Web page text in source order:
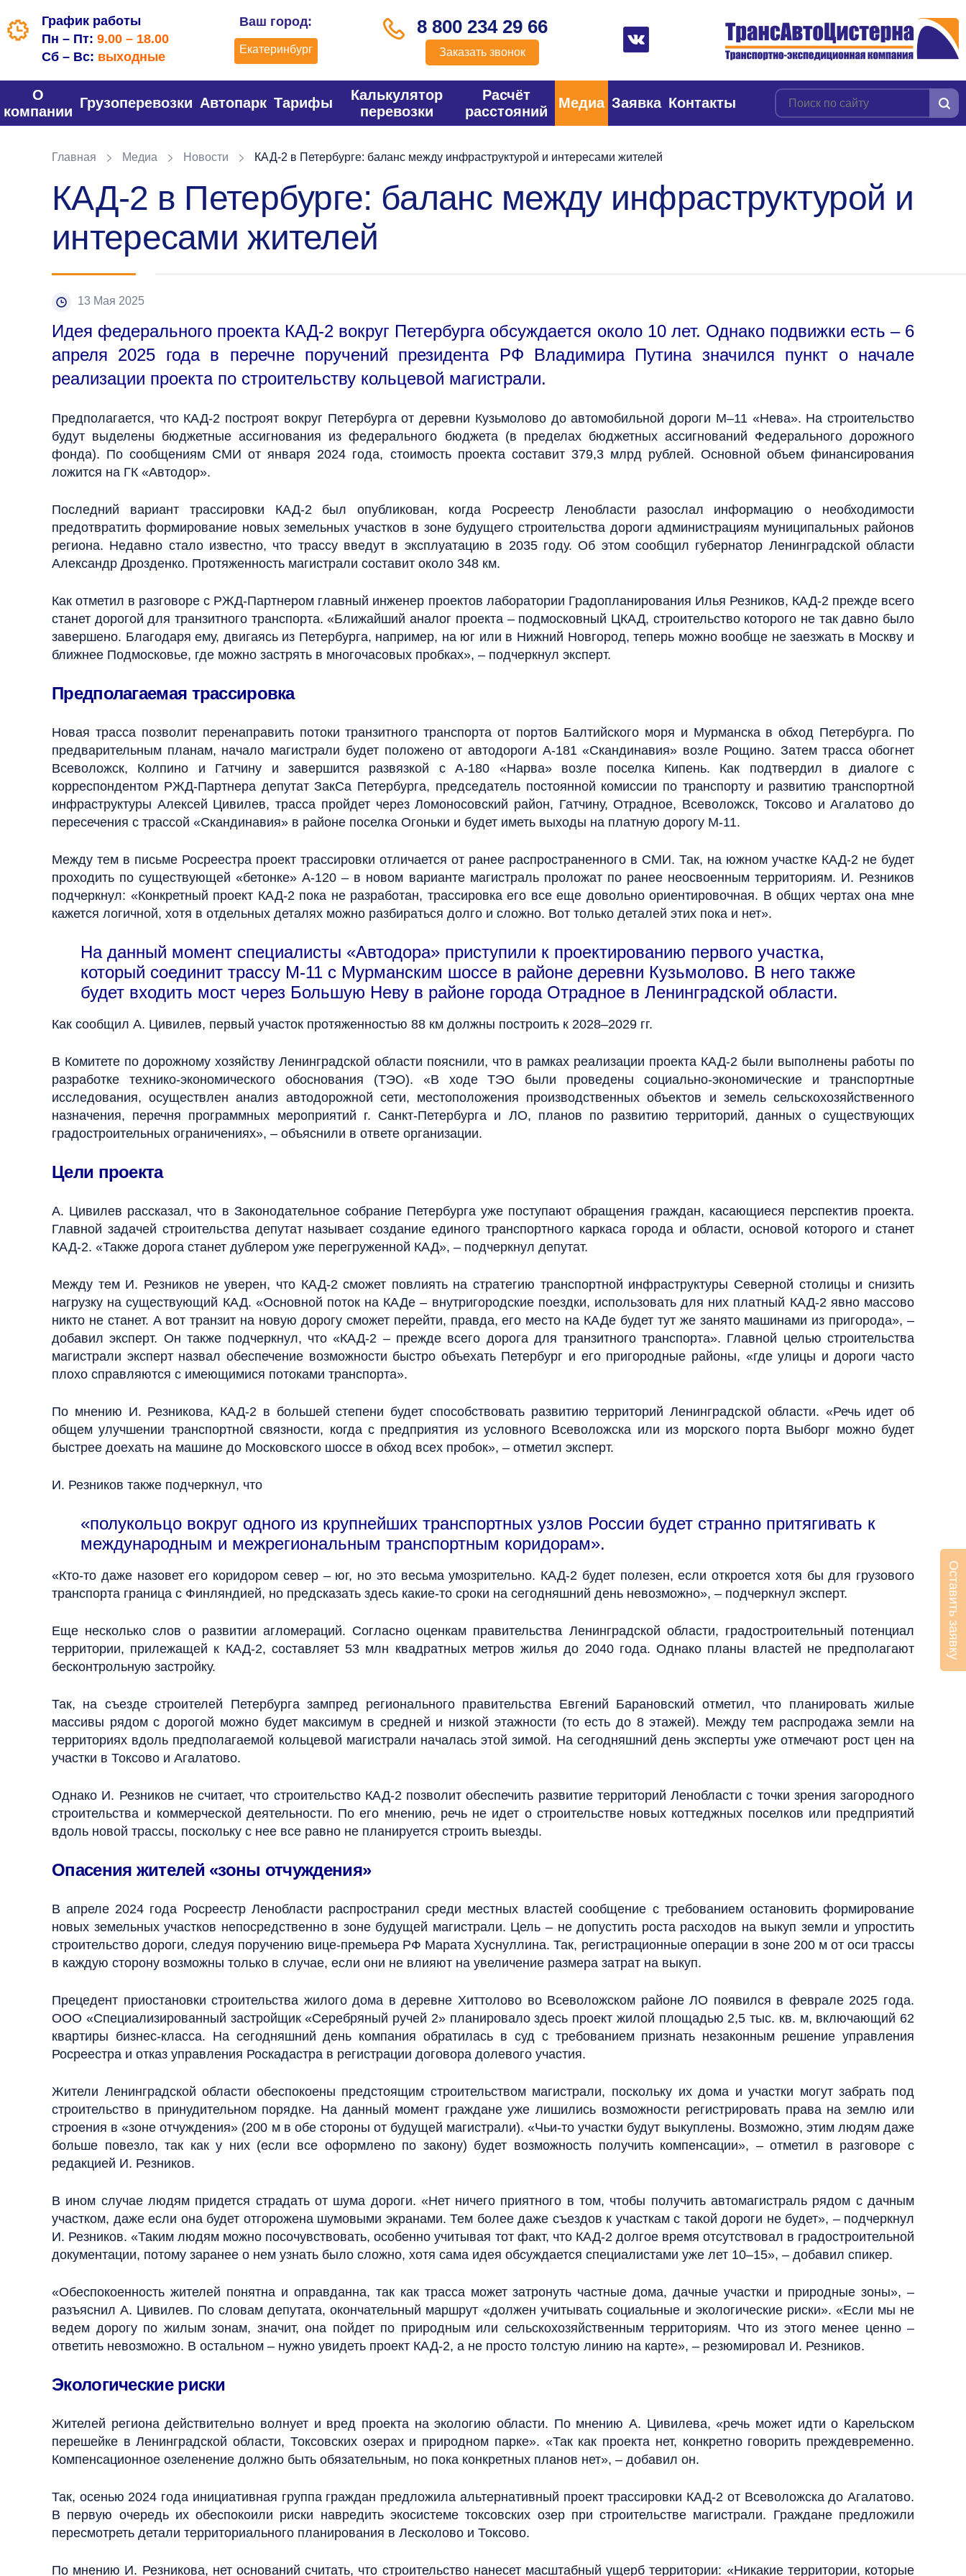
График работы
Пн – Пт: 9.00 – 18.00
Сб – Вс: выходные
Ваш город:
Екатеринбург
8 800 234 29 66
Заказать звонок
О
компании
Грузоперевозки Автопарк Тарифы
Калькулятор
перевозки
Расчёт
расстояний
Медиа Заявка Контакты
Главная Медиа Новости КАД-2 в Петербурге: баланс между инфраструктурой и интересами жителей
КАД-2 в Петербурге: баланс между инфраструктурой и
интересами жителей
13 Мая 2025
Идея федерального проекта КАД-2 вокруг Петербурга обсуждается около 10 лет. Однако подвижки есть – 6
апреля 2025 года в перечне поручений президента РФ Владимира Путина значился пункт о начале
реализации проекта по строительству кольцевой магистрали.
Предполагается, что КАД-2 построят вокруг Петербурга от деревни Кузьмолово до автомобильной дороги М–11 «Нева». На строительство
будут выделены бюджетные ассигнования из федерального бюджета (в пределах бюджетных ассигнований Федерального дорожного
фонда). По сообщениям СМИ от января 2024 года, стоимость проекта составит 379,3 млрд рублей. Основной объем финансирования
ложится на ГК «Автодор».
Последний вариант трассировки КАД-2 был опубликован, когда Росреестр Ленобласти разослал информацию о необходимости
предотвратить формирование новых земельных участков в зоне будущего строительства дороги администрациям муниципальных районов
региона. Недавно стало известно, что трассу введут в эксплуатацию в 2035 году. Об этом сообщил губернатор Ленинградской области
Александр Дрозденко. Протяженность магистрали составит около 348 км.
Как отметил в разговоре с РЖД-Партнером главный инженер проектов лаборатории Градопланирования Илья Резников, КАД-2 прежде всего
станет дорогой для транзитного транспорта. «Ближайший аналог проекта – подмосковный ЦКАД, строительство которого не так давно было
завершено. Благодаря ему, двигаясь из Петербурга, например, на юг или в Нижний Новгород, теперь можно вообще не заезжать в Москву и
ближнее Подмосковье, где можно застрять в многочасовых пробках», – подчеркнул эксперт.
Предполагаемая трассировка
Новая трасса позволит перенаправить потоки транзитного транспорта от портов Балтийского моря и Мурманска в обход Петербурга. По
предварительным планам, начало магистрали будет положено от автодороги А-181 «Скандинавия» возле Рощино. Затем трасса обогнет
Всеволожск, Колпино и Гатчину и завершится развязкой с А-180 «Нарва» возле поселка Кипень. Как подтвердил в диалоге с
корреспондентом РЖД-Партнера депутат ЗакСа Петербурга, председатель постоянной комиссии по транспорту и развитию транспортной
инфраструктуры Алексей Цивилев, трасса пройдет через Ломоносовский район, Гатчину, Отрадное, Всеволожск, Токсово и Агалатово до
пересечения с трассой «Скандинавия» в районе поселка Огоньки и будет иметь выходы на платную дорогу М-11.
Между тем в письме Росреестра проект трассировки отличается от ранее распространенного в СМИ. Так, на южном участке КАД-2 не будет
проходить по существующей «бетонке» А-120 – в новом варианте магистраль проложат по ранее неосвоенным территориям. И. Резников
подчеркнул: «Конкретный проект КАД-2 пока не разработан, трассировка его все еще довольно ориентировочная. В общих чертах она мне
кажется логичной, хотя в отдельных деталях можно разбираться долго и сложно. Вот только деталей этих пока и нет».
На данный момент специалисты «Автодора» приступили к проектированию первого участка,
который соединит трассу М-11 с Мурманским шоссе в районе деревни Кузьмолово. В него также
будет входить мост через Большую Неву в районе города Отрадное в Ленинградской области.
Как сообщил А. Цивилев, первый участок протяженностью 88 км должны построить к 2028–2029 гг.
В Комитете по дорожному хозяйству Ленинградской области пояснили, что в рамках реализации проекта КАД-2 были выполнены работы по
разработке технико-экономического обоснования (ТЭО). «В ходе ТЭО были проведены социально-экономические и транспортные
исследования, осуществлен анализ автодорожной сети, местоположения производственных объектов и земель сельскохозяйственного
назначения, перечня программных мероприятий г. Санкт-Петербурга и ЛО, планов по развитию территорий, данных о существующих
градостроительных ограничениях», – объяснили в ответе организации.
Цели проекта
А. Цивилев рассказал, что в Законодательное собрание Петербурга уже поступают обращения граждан, касающиеся перспектив проекта.
Главной задачей строительства депутат называет создание единого транспортного каркаса города и области, основой которого и станет
КАД-2. «Также дорога станет дублером уже перегруженной КАД», – подчеркнул депутат.
Между тем И. Резников не уверен, что КАД-2 сможет повлиять на стратегию транспортной инфраструктуры Северной столицы и снизить
нагрузку на существующий КАД. «Основной поток на КАДе – внутригородские поездки, использовать для них платный КАД-2 явно массово
никто не станет. А вот транзит на новую дорогу сможет перейти, правда, его место на КАДе будет тут же занято машинами из пригорода», –
добавил эксперт. Он также подчеркнул, что «КАД-2 – прежде всего дорога для транзитного транспорта». Главной целью строительства
магистрали эксперт назвал обеспечение возможности быстро объехать Петербург и его пригородные районы, «где улицы и дороги часто
плохо справляются с имеющимися потоками транспорта».
По мнению И. Резникова, КАД-2 в большей степени будет способствовать развитию территорий Ленинградской области. «Речь идет об
общем улучшении транспортной связности, когда с предприятия из условного Всеволожска или из морского порта Выборг можно будет
быстрее доехать на машине до Московского шоссе в обход всех пробок», – отметил эксперт.
И. Резников также подчеркнул, что
«полукольцо вокруг одного из крупнейших транспортных узлов России будет странно притягивать к
международным и межрегиональным транспортным коридорам».
«Кто-то даже назовет его коридором север – юг, но это весьма умозрительно. КАД-2 будет полезен, если откроется хотя бы для грузового
транспорта граница с Финляндией, но предсказать здесь какие-то сроки на сегодняшний день невозможно», – подчеркнул эксперт.
Еще несколько слов о развитии агломераций. Согласно оценкам правительства Ленинградской области, градостроительный потенциал
территории, прилежащей к КАД-2, составляет 53 млн квадратных метров жилья до 2040 года. Однако планы властей не предполагают
бесконтрольную застройку.
Так, на съезде строителей Петербурга зампред регионального правительства Евгений Барановский отметил, что планировать жилые
массивы рядом с дорогой можно будет максимум в средней и низкой этажности (то есть до 8 этажей). Между тем распродажа земли на
территориях вдоль предполагаемой кольцевой магистрали началась этой зимой. На сегодняшний день эксперты уже отмечают рост цен на
участки в Токсово и Агалатово.
Однако И. Резников не считает, что строительство КАД-2 позволит обеспечить развитие территорий Ленобласти с точки зрения загородного
строительства и коммерческой деятельности. По его мнению, речь не идет о строительстве новых коттеджных поселков или предприятий
вдоль новой трассы, поскольку с нее все равно не планируется строить выезды.
Опасения жителей «зоны отчуждения»
В апреле 2024 года Росреестр Ленобласти распространил среди местных властей сообщение с требованием остановить формирование
новых земельных участков непосредственно в зоне будущей магистрали. Цель – не допустить роста расходов на выкуп земли и упростить
строительство дороги, следуя поручению вице-премьера РФ Марата Хуснуллина. Так, регистрационные операции в зоне 200 м от оси трассы
в каждую сторону возможны только в случае, если они не влияют на увеличение размера затрат на выкуп.
Прецедент приостановки строительства жилого дома в деревне Хиттолово во Всеволожском районе ЛО появился в феврале 2025 года.
ООО «Специализированный застройщик «Серебряный ручей 2» планировало здесь проект жилой площадью 2,5 тыс. кв. м, включающий 62
квартиры бизнес-класса. На сегодняшний день компания обратилась в суд с требованием признать незаконным решение управления
Росреестра и отказ управления Роскадастра в регистрации договора долевого участия.
Жители Ленинградской области обеспокоены предстоящим строительством магистрали, поскольку их дома и участки могут забрать под
строительство в принудительном порядке. На данный момент граждане уже лишились возможности регистрировать права на землю или
строения в «зоне отчуждения» (200 м в обе стороны от будущей магистрали). «Чьи-то участки будут выкуплены. Возможно, этим людям даже
больше повезло, так как у них (если все оформлено по закону) будет возможность получить компенсации», – отметил в разговоре с
редакцией И. Резников.
В ином случае людям придется страдать от шума дороги. «Нет ничего приятного в том, чтобы получить автомагистраль рядом с дачным
участком, даже если она будет отгорожена шумовыми экранами. Тем более даже съездов к участкам с такой дороги не будет», – подчеркнул
И. Резников. «Таким людям можно посочувствовать, особенно учитывая тот факт, что КАД-2 долгое время отсутствовал в градостроительной
документации, потому заранее о нем узнать было сложно, хотя сама идея обсуждается специалистами уже лет 10–15», – добавил спикер.
«Обеспокоенность жителей понятна и оправданна, так как трасса может затронуть частные дома, дачные участки и природные зоны», –
разъяснил А. Цивилев. По словам депутата, окончательный маршрут «должен учитывать социальные и экологические риски». «Если мы не
ведем дорогу по жилым зонам, значит, она пойдет по природным или сельскохозяйственным территориям. Что из этого менее ценно –
ответить невозможно. В остальном – нужно увидеть проект КАД-2, а не просто толстую линию на карте», – резюмировал И. Резников.
Экологические риски
Жителей региона действительно волнует и вред проекта на экологию области. По мнению А. Цивилева, «речь может идти о Карельском
перешейке в Ленинградской области, Токсовских озерах и природном парке». «Так как проекта нет, конкретно говорить преждевременно.
Компенсационное озеленение должно быть обязательным, но пока конкретных планов нет», – добавил он.
Так, осенью 2024 года инициативная группа граждан предложила альтернативный проект трассировки КАД-2 от Всеволожска до Агалатово.
В первую очередь их обеспокоили риски навредить экосистеме токсовских озер при строительстве магистрали. Граждане предложили
пересмотреть детали территориального планирования в Лесколово и Токсово.
По мнению И. Резникова, нет оснований считать, что строительство нанесет масштабный ущерб территории: «Никакие территории, которые
Оставить заявку